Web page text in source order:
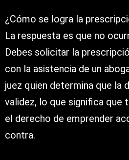
¿Cómo se logra la
La respuesta es que no
Debes solicitar la
con la asistencia de un
juez quien determina que la
validez, lo que significa que
el derecho de emprender
contra.